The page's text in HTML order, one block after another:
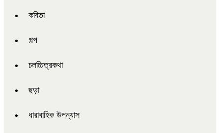
কবিতা
গল্প
চলচ্চিত্রকথা
ছড়া
ধারাবাহিক উপন্যাস